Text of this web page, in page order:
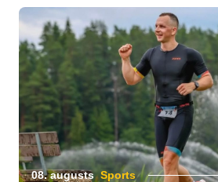
08. augusts Sports